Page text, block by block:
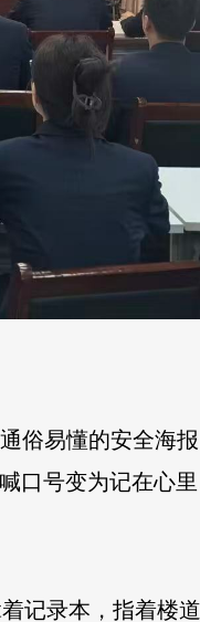
俗易懂的安全海
号变为记在心里
记录本，指着楼